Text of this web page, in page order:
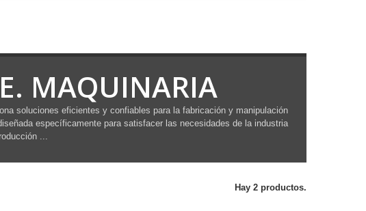
MAQUINARIA
soluciones eficientes y confiables para la fabricación y manipulación
específicamente para satisfacer las necesidades de la industria
...
Hay 2 productos.